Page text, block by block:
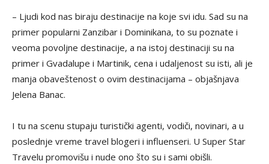
– Ljudi kod nas biraju destinacije na koje svi idu. Sad su na
primer popularni Zanzibar i Dominikana, to su poznate i
veoma povoljne destinacije, a na istoj destinaciji su na
primer i Gvadalupe i Martinik, cena i udaljenost su isti, ali je
manja obaveštenost o ovim destinacijama – objašnjava
Jelena Banac.
I tu na scenu stupaju turistički agenti, vodiči, novinari, a u
poslednje vreme travel blogeri i influenseri. U Super Star
Travelu promovišu i nude ono što su i sami obišli.